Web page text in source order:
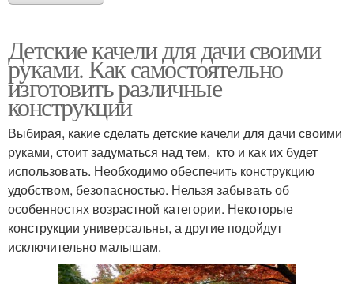
Детские качели для дачи своими
руками. Как самостоятельно
изготовить различные
конструкции
Выбирая, какие сделать детские качели для дачи своими
руками, стоит задуматься над тем, кто и как их будет
использовать. Необходимо обеспечить конструкцию
удобством, безопасностью. Нельзя забывать об
особенностях возрастной категории. Некоторые
конструкции универсальны, а другие подойдут
исключительно малышам.